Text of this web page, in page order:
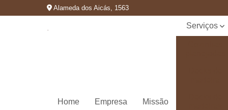
Alameda dos Aicás, 1563
Home Empresa Missão
Serviços